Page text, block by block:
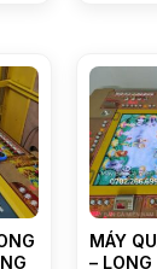
MÁY
– LONG